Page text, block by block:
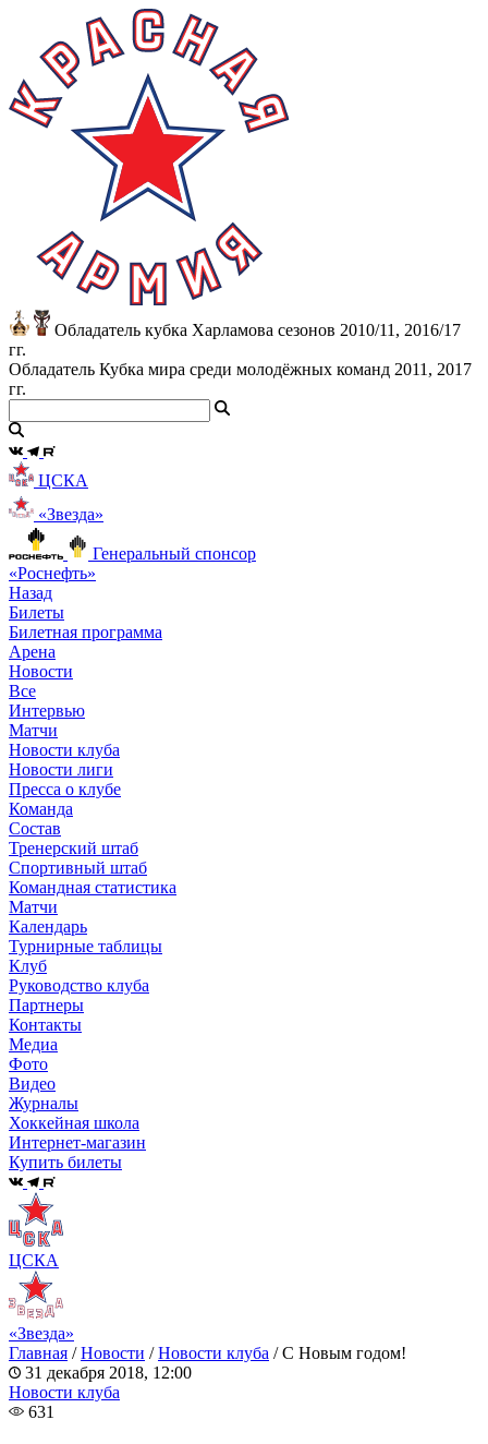
Обладатель кубка Харламова сезонов 2010/11, 2016/17
гг.
Обладатель Кубка мира среди молодёжных команд 2011, 2017
гг.
ЦСКА
«Звезда»
Генеральный спонсор
«Роснефть»
Назад
Билеты
Билетная программа
Арена
Новости
Все
Интервью
Матчи
Новости клуба
Новости лиги
Пресса о клубе
Команда
Состав
Тренерский штаб
Спортивный штаб
Командная статистика
Матчи
Календарь
Турнирные таблицы
Клуб
Руководство клуба
Партнеры
Контакты
Медиа
Фото
Видео
Журналы
Хоккейная школа
Интернет-магазин
Купить билеты
ЦСКА
«Звезда»
Главная /Новости /Новости клуба /C Новым годом!
31 декабря 2018, 12:00
Новости клуба
631